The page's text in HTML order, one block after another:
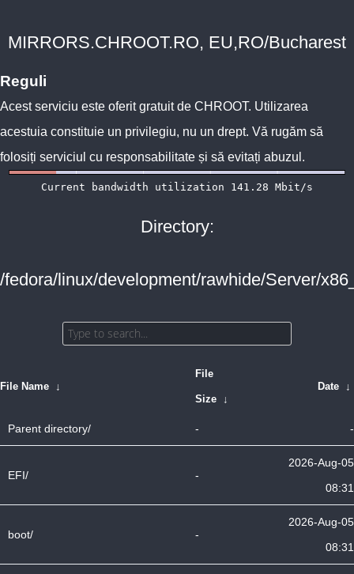
MIRRORS.CHROOT.RO, EU,RO/Bucharest
Reguli
Acest serviciu este oferit gratuit de CHROOT. Utilizarea
acestuia constituie un privilegiu, nu un drept. Vă rugăm să
folosiți serviciul cu responsabilitate și să evitați abuzul.
Directory:
/fedora/linux/development/rawhide/Server/
File Name ↓
File
Size ↓
Date ↓
Parent directory/ - -
EFI/ -
2026-Aug-05
08:31
boot/ -
2026-Aug-05
08:31